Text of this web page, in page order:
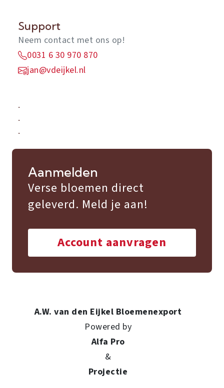
Support
Neem contact met ons op!
0031 6 30 970 870
jan@vdeijkel.nl
.
.
.
Aanmelden
Verse bloemen direct
geleverd. Meld je aan!
Account aanvragen
A.W. van den Eijkel Bloemenexport
Powered by
Alfa Pro
&
Projectie